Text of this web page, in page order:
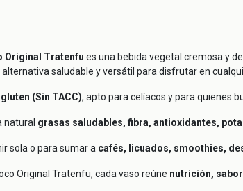
Original Tratenfu es una bebida vegetal cremosa y
saludable y versátil para disfrutar en
(Sin TACC), apto para celíacos y para quienes
natural grasas saludables, fibra, antioxidantes,
sola o para sumar a cafés, licuados, smoothies,
Original Tratenfu, cada vaso reúne nutrición,